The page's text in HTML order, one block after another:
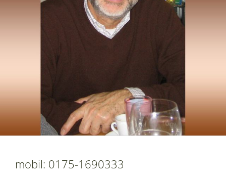
mobil: 0175-1690333